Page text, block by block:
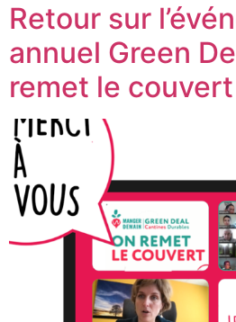
Retour sur
annuel Green
remet le